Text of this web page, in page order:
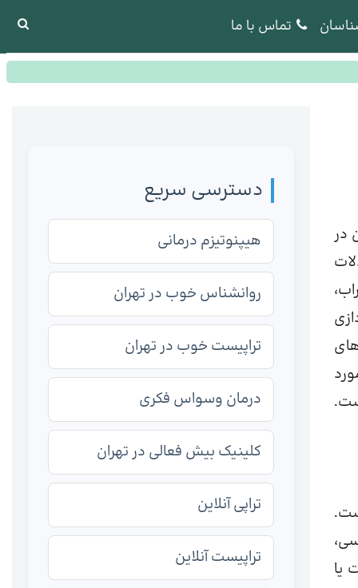
تماس با ما
در
یا
دسترسی سریع
هیپنوتیزم درمانی
روانشناس خوب در تهران
تراپیست خوب در تهران
درمان وسواس فکری
کلینیک بیش فعالی در تهران
تراپی آنلاین
تراپیست آنلاین